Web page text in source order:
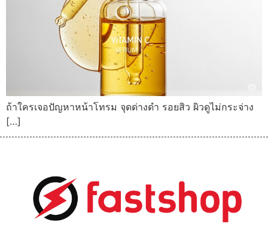
ถ้าใครเจอปัญหาหน้าโทรม จุดด่างดำ รอยสิว ผิวดูไม่กระจ่าง
[…]